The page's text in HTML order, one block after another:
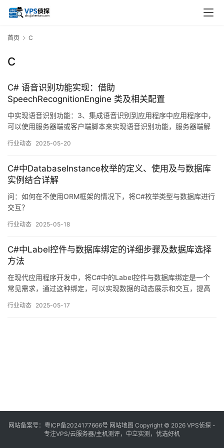
首页 C
C
C# 语音识别功能实现：借助
SpeechRecognitionEngine 类及相关配置
中实现语音识别功能：3、集成语音识别到应用程序中应用程序中，
可以使用服务器端或客户端脚本来实现语音识别功能，服务器端解
方案则可以直接在浏览器中进行识别。中实现简单的语音识别？
行业动态 2025-05-20
C#中DatabaseInstance枚举的定义、使用及与数据库
实例结合详解
问：如何在不使用ORM框架的情况下，将C#枚举类型与数据库进行
交互？
行业动态 2025-05-18
C#中Label控件与数据库绑定的详细步骤及数据库选择
方法
在现代应用程序开发中，将C#中的Label控件与数据库绑定是一个
常见需求，通过这种绑定，可以实现数据的动态展示和交互，提高
个简单的示例，展示如何使用C#中的DataBindings将数据库中的数
行业动态 2025-05-17
网站备案号： 粤ICP备2024177666号 网站地图 Copyright © 2026 VPS侦探 -
专注VPS/云服务器/主机测评，中立实测，优选好机